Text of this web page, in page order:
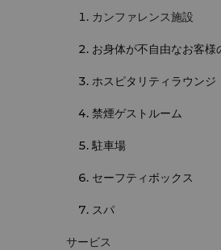
カンファレンス施設
お身体が不自由なお客様
ホスピタリティラウンジ
禁煙ゲストルーム
駐車場
セーフティボックス
スパ
サービス